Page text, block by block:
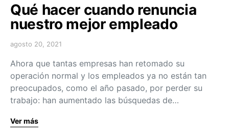
Qué hacer cuando renuncia
nuestro mejor empleado
agosto 20, 2021
Ahora que tantas empresas han retomado su
operación normal y los empleados ya no están tan
preocupados, como el año pasado, por perder su
trabajo: han aumentado las búsquedas de…
Ver más